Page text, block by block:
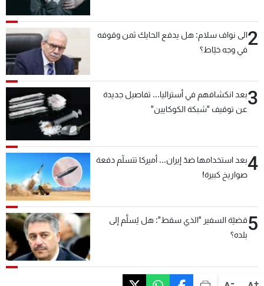
+
2الى نواف سلام: هل يدفع الحايك ثمن وقوفه
في وجه خيّاط؟
3بعد انكشافهم في أستراليا... تفاصيل جديدة
عن توقيف "شبكة الكوكايين"
4بعد استخدامها ضدّ إيران... أميركا تتسلّم دفعة
صواريخ كبيرة!
5قضيّة السفير "الذي سقط": هل يُسلَّم إلى
بلده؟